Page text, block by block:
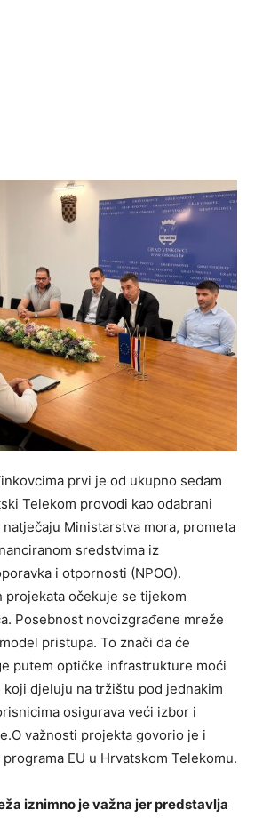
prvi je od ukupno sedam
Telekom provodi kao odabrani
Ministarstva mora, prometa
sredstvima iz
i otpornosti (NPOO).
projekata očekuje se tijekom
Posebnost novoizgrađene mreže
pristupa. To znači da će
putem optičke infrastrukture moći
djeluju na tržištu pod jednakim
osigurava veći izbor i
važnosti projekta govorio je i
EU u Hrvatskom Telekomu.
iznimno je važna jer predstavlja